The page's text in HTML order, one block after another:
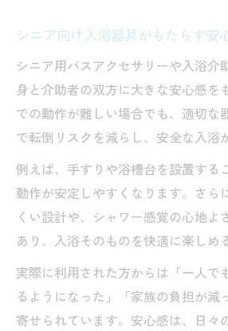
介護の安全性を高める器具
入浴介助器具導入時のチ
介助を効率化する入浴用
高齢者も安心できるサポート
安心の入浴介助器具が高
シニアが選ぶべきサポー
安全性を追求した入浴介
快適な暮らしに役立つサ
法
家族も安心できる入浴介
日常生活を支える入浴介助の
シニア向け入浴器具がもたらす安
シニア用バスアクセサリーや入浴介
身と介助者の双方に大きな安心感を
での動作が難しい場合でも、適切な
で転倒リスクを減らし、安全な入浴
例えば、手すりや浴槽台を設置する
動作が安定しやすくなります。さら
くい設計や、シャワー感覚の心地よ
あり、入浴そのものを快適に楽しめ
実際に利用された方からは「一人で
るようになった」「家族の負担が減
寄せられています。安心感は、日々